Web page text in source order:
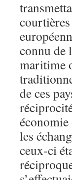
connu de
maritime
de ces
les
ceux-ci